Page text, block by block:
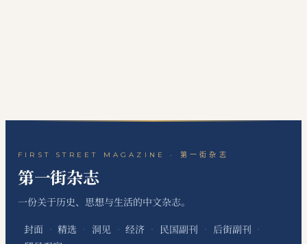
FIRST STREET MAGAZINE · 第一街杂志
第一街杂志
一份关于历史、思想与生活的中文杂志。
封面 · 精选 · 洞见 · 经济 · 民国副刊 · 后街副刊 ·